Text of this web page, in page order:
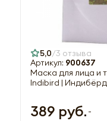
5,0 3 отзыва
Артикул: 900637
Маска для лица и
Indibird | Индибёрд
389 руб. -